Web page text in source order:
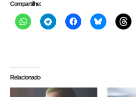
Compartilhe:
Relacionado